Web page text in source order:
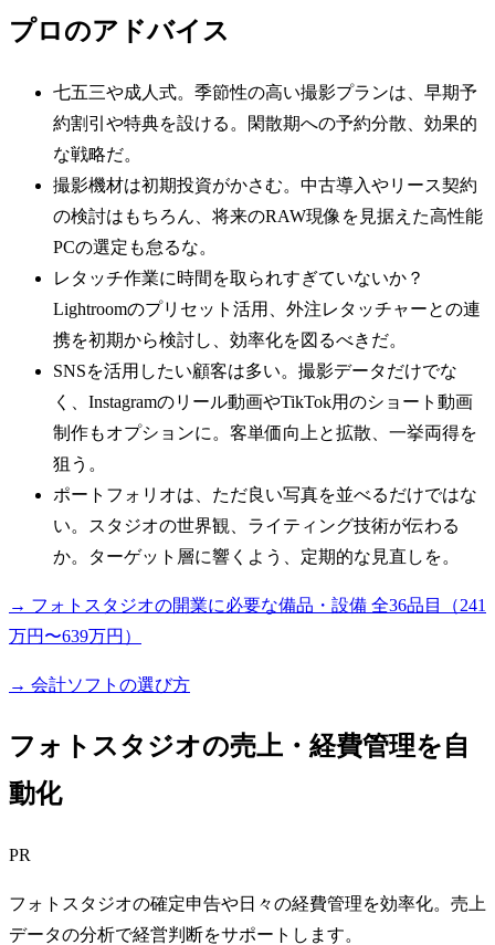
プロのアドバイス
七五三や成人式。季節性の高い撮影プランは、早期予
約割引や特典を設ける。閑散期への予約分散、効果的
な戦略だ。
撮影機材は初期投資がかさむ。中古導入やリース契約
の検討はもちろん、将来のRAW現像を見据えた高性能
PCの選定も怠るな。
レタッチ作業に時間を取られすぎていないか？
Lightroomのプリセット活用、外注レタッチャーとの連
携を初期から検討し、効率化を図るべきだ。
SNSを活用したい顧客は多い。撮影データだけでな
く、Instagramのリール動画やTikTok用のショート動画
制作もオプションに。客単価向上と拡散、一挙両得を
狙う。
ポートフォリオは、ただ良い写真を並べるだけではな
い。スタジオの世界観、ライティング技術が伝わる
か。ターゲット層に響くよう、定期的な見直しを。
→ フォトスタジオの開業に必要な備品・設備 全36品目（241
万円〜639万円）
→ 会計ソフトの選び方
フォトスタジオの売上・経費管理を自
動化
PR
フォトスタジオの確定申告や日々の経費管理を効率化。売上
データの分析で経営判断をサポートします。